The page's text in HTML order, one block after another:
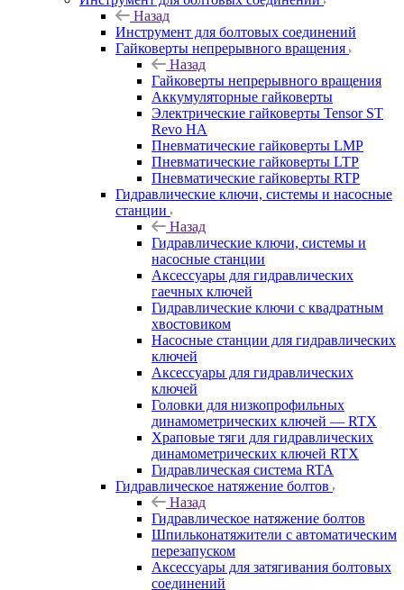
Назад
Инструмент для болтовых соединений
Гайковерты непрерывного вращения
Назад
Гайковерты непрерывного вращения
Аккумуляторные гайковерты
Электрические гайковерты Tensor ST
Revo HA
Пневматические гайковерты LMP
Пневматические гайковерты LTP
Пневматические гайковерты RTP
Гидравлические ключи, системы и насосные
станции
Назад
Гидравлические ключи, системы и
насосные станции
Аксессуары для гидравлических
гаечных ключей
Гидравлические ключи с квадратным
хвостовиком
Насосные станции для гидравлических
ключей
Аксессуары для гидравлических
ключей
Головки для низкопрофильных
динамометрических ключей — RTX
Храповые тяги для гидравлических
динамометрических ключей RTX
Гидравлическая система RTA
Гидравлическое натяжение болтов
Назад
Гидравлическое натяжение болтов
Шпильконатяжители с автоматическим
перезапуском
Аксессуары для затягивания болтовых
соединений